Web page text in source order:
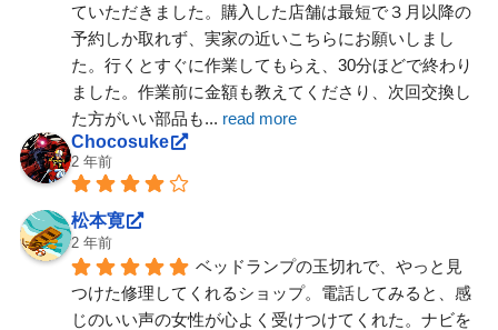
ていただきました。購入した店舗は最短で３月以降の
予約しか取れず、実家の近いこちらにお願いしまし
た。行くとすぐに作業してもらえ、30分ほどで終わり
ました。作業前に金額も教えてくださり、次回交換し
た方がいい部品も... read more
Chocosuke
2 年前
松本寛
2 年前
ベッドランプの玉切れで、やっと見
つけた修理してくれるショップ。電話してみると、感
じのいい声の女性が心よく受けつけてくれた。ナビを